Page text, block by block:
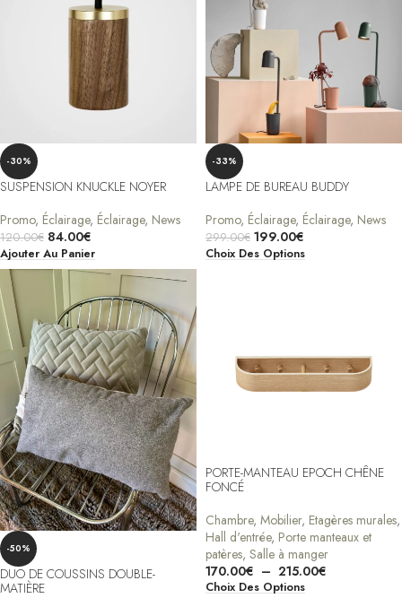
-30%
SUSPENSION KNUCKLE NOYER
Promo, Éclairage, Éclairage, News
120.00€ 84.00€
Ajouter Au Panier
-33%
LAMPE DE BUREAU BUDDY
Promo, Éclairage, Éclairage, News
299.00€ 199.00€
Choix Des Options
-50%
DUO DE COUSSINS DOUBLE-
MATIÈRE
PORTE-MANTEAU EPOCH CHÊNE
FONCÉ
Chambre, Mobilier, Etagères murales,
Hall d'entrée, Porte manteaux et
patères, Salle à manger
170.00€ – 215.00€
Choix Des Options